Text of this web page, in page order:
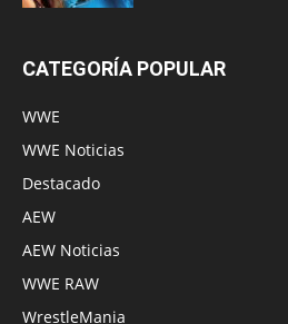
CATEGORÍA POPULAR
WWE
WWE Noticias
Destacado
AEW
AEW Noticias
WWE RAW
WrestleMania